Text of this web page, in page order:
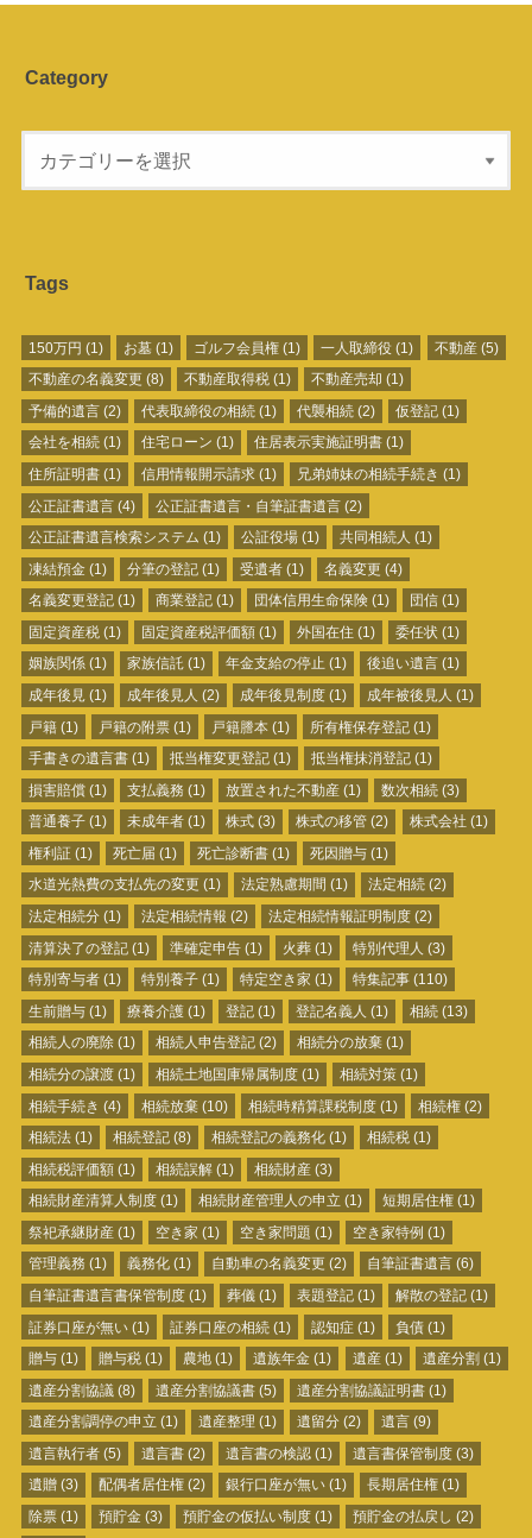
Category
Tags
150万円 (1) お墓 (1) ゴルフ会員権 (1) 一人取締役 (1) 不動産(5)
不動産の名義変更 (8) 不動産取得税 (1) 不動産売却 (1)
予備的遺言(2) 代表取締役の相続 (1) 代襲相続 (2) 仮登記 (1)
会社を相続(1) 住宅ローン (1) 住居表示実施証明書 (1)
住所証明書(1) 信用情報開示請求 (1) 兄弟姉妹の相続手続き (1)
公正証書遺言(4) 公正証書遺言・自筆証書遺言 (2)
公正証書遺言検索システム (1) 公証役場 (1) 共同相続人 (1)
凍結預金(1) 分筆の登記 (1) 受遺者 (1) 名義変更 (4)
名義変更登記(1) 商業登記 (1) 団体信用生命保険 (1) 団信 (1)
固定資産税(1) 固定資産税評価額 (1) 外国在住 (1) 委任状 (1)
姻族関係(1) 家族信託 (1) 年金支給の停止 (1) 後追い遺言 (1)
成年後見(1) 成年後見人 (2) 成年後見制度 (1) 成年被後見人 (1)
戸籍(1) 戸籍の附票 (1) 戸籍謄本 (1) 所有権保存登記 (1)
手書きの遺言書(1) 抵当権変更登記 (1) 抵当権抹消登記 (1)
損害賠償(1) 支払義務 (1) 放置された不動産 (1) 数次相続 (3)
普通養子(1) 未成年者 (1) 株式 (3) 株式の移管 (2) 株式会社 (1)
権利証(1) 死亡届 (1) 死亡診断書 (1) 死因贈与 (1)
水道光熱費の支払先の変更 (1) 法定熟慮期間 (1) 法定相続 (2)
法定相続分(1) 法定相続情報 (2) 法定相続情報証明制度 (2)
清算決了の登記(1) 準確定申告 (1) 火葬 (1) 特別代理人 (3)
特別寄与者(1) 特別養子 (1) 特定空き家 (1) 特集記事 (110)
生前贈与(1) 療養介護 (1) 登記 (1) 登記名義人 (1) 相続(13)
相続人の廃除(1) 相続人申告登記 (2) 相続分の放棄 (1)
相続分の譲渡(1) 相続土地国庫帰属制度 (1) 相続対策 (1)
相続手続き (4) 相続放棄 (10) 相続時精算課税制度 (1) 相続権 (2)
相続法(1) 相続登記 (8) 相続登記の義務化 (1) 相続税 (1)
相続税評価額(1) 相続誤解 (1) 相続財産 (3)
相続財産清算人制度(1) 相続財産管理人の申立 (1) 短期居住権 (1)
祭祀承継財産(1) 空き家 (1) 空き家問題 (1) 空き家特例 (1)
管理義務 (1) 義務化 (1) 自動車の名義変更 (2) 自筆証書遺言 (6)
自筆証書遺言書保管制度(1) 葬儀 (1) 表題登記 (1) 解散の登記 (1)
証券口座が無い(1) 証券口座の相続 (1) 認知症 (1) 負債 (1)
贈与(1) 贈与税 (1) 農地 (1) 遺族年金 (1) 遺産(1) 遺産分割 (1)
遺産分割協議 (8) 遺産分割協議書 (5) 遺産分割協議証明書 (1)
遺産分割調停の申立 (1) 遺産整理 (1) 遺留分 (2) 遺言 (9)
遺言執行者(5) 遺言書 (2) 遺言書の検認 (1) 遺言書保管制度 (3)
遺贈(3) 配偶者居住権 (2) 銀行口座が無い (1) 長期居住権 (1)
除票(1) 預貯金 (3) 預貯金の仮払い制度 (1) 預貯金の払戻し (2)